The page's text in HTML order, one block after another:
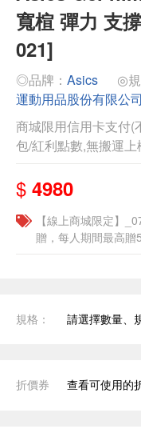
寬楦 彈力 支
021]
◎品牌： Asics ◎
運動用品股份有限公司
商城限用信用卡支付(
包/紅利點數,無搬運
$ 4980
【線上商城限定】
贈，每人期間最高贈
規格： 請選擇數量、
折價券 查看可使用的